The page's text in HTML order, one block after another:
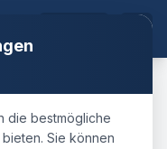
die bestmögliche
Sie können